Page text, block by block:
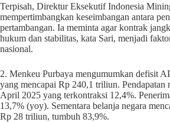
Terpisah, Direktur Eksekutif Indonesia
mempertimbangkan keseimbangan antara
pertambangan. Ia meminta agar kontrak
hukum dan stabilitas, kata Sari, menjadi
nasional.
2. Menkeu Purbaya mengumumkan defisit
yang mencapai Rp 240,1 triliun.
April 2025 yang terkontraksi 12,4%.
13,7% (yoy). Sementara belanja negara
Rp 28 triliun, tumbuh 83,9%.